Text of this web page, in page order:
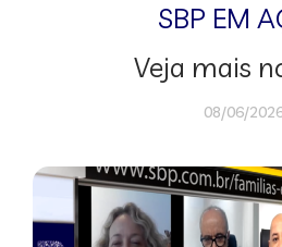
SBP EM
Veja mais
08/06/